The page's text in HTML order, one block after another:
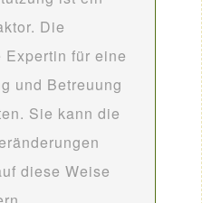
Die
Expertin für eine
und Betreuung
Sie kann die
diese Weise